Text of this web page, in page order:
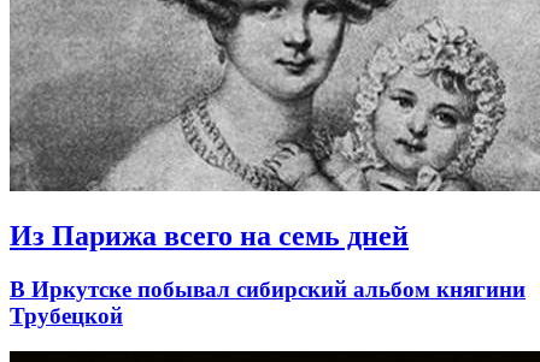
Из Парижа всего на семь дней
В Иркутске побывал сибирский альбом княгини
Трубецкой